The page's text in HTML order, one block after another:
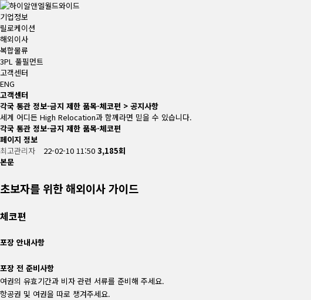
기업정보
릴로케이션
해외이사
복합물류
3PL 풀필먼트
고객센터
ENG
고객센터
각국 통관 정보-금지 제한 품목-체코편 > 공지사항
세계 어디든 High Relocation과 함께라면 믿을 수 있습니다.
각국 통관 정보-금지 제한 품목-체코편
페이지 정보
최고관리자
22-02-10 11:50 3,185회
본문
초보자를 위한 해외이사 가이드
체코편
포장 안내사항
포장 전 준비사항
여권의 유효기간과 비자 관련 서류를 준비해 주세요.
항공권 및 여권을 따로 챙겨주세요.